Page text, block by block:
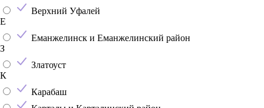
Верхний Уфалей
Е
Еманжелинск и Еманжелинский район
З
Златоуст
К
Карабаш